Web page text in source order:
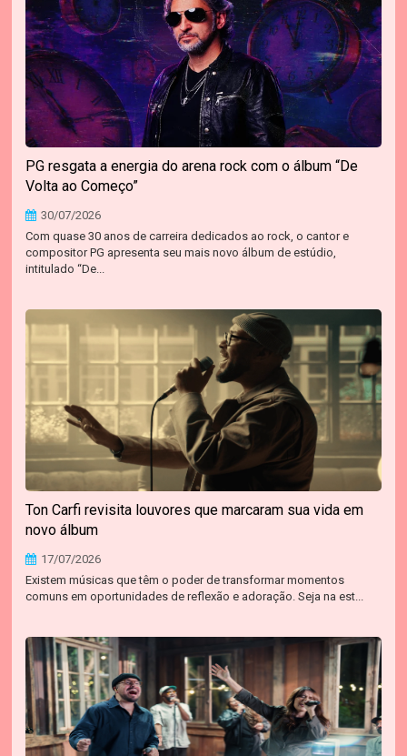
PG resgata a energia do arena rock com o álbum “De
Volta ao Começo”
30/07/2026
Com quase 30 anos de carreira dedicados ao rock, o cantor e
compositor PG apresenta seu mais novo álbum de estúdio,
intitulado “De...
Ton Carfi revisita louvores que marcaram sua vida em
novo álbum
17/07/2026
Existem músicas que têm o poder de transformar momentos
comuns em oportunidades de reflexão e adoração. Seja na est...